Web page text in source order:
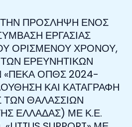
ΠΡΟΣΛΗΨΗ ΕΝΟΣ
ΕΡΓΑΣΙΑΣ
ΟΡΙΣΜΕΝΟΥ ΧΡΟΝΟΥ,
ΤΩΝ ΕΡΕΥΝΗΤΙΚΩΝ
ΟΠΘΣ 2024-
ΚΑΙ ΚΑΤΑΓΡΑΦΗ
ΤΩΝ ΘΑΛΑΣΣΙΩΝ
ΕΛΛΑΔΑΣ) ΜΕ Κ.Ε.